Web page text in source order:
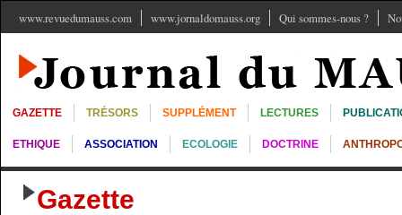
www.revuedumauss.com www.jornaldomauss.org Qui sommes-nous ?
GAZETTE TRÉSORS SUPPLÉMENT LECTURES
ETHIQUE ASSOCIATION ECOLOGIE DOCTRINE
Gazette